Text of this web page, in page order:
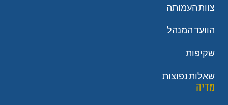
צוות העמותה
הוועד המנהל
שקיפות
שאלות נפוצות
מדיה